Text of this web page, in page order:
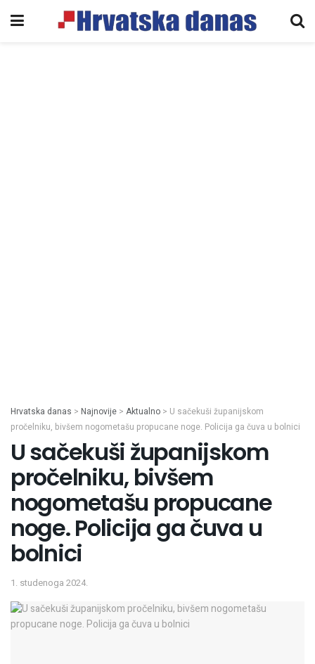
Hrvatska danas > Najnovije > Aktualno > U sačekuši županijskom
pročelniku, bivšem nogometašu propucane noge. Policija ga čuva u bolnici
U sačekuši županijskom
pročelniku, bivšem
nogometašu propucane
noge. Policija ga čuva u
bolnici
1. studenoga 2024.